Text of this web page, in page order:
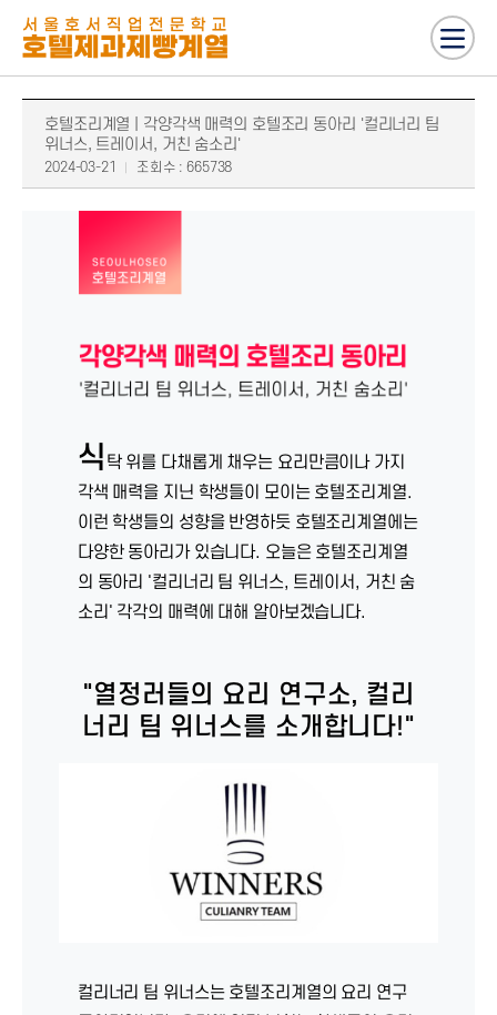
호텔조리계열 | 각양각색 매력의 호텔조리 동아리 '컬리너리 팀
위너스, 트레이서, 거친 숨소리'
2024-03-21 조회수 : 665738
식 탁 위를 다채롭게 채우는 요리만큼이나 가지
각색 매력을 지닌 학생들이 모이는 호텔조리계열.
이런 학생들의 성향을 반영하듯 호텔조리계열에는
다양한 동아리가 있습니다. 오늘은 호텔조리계열
의 동아리 '컬리너리 팀 위너스, 트레이서, 거친 숨
소리' 각각의 매력에 대해 알아보겠습니다.
"열정러들의 요리 연구소, 컬리
너리 팀 위너스를 소개합니다!"
컬리너리 팀 위너스는 호텔조리계열의 요리 연구